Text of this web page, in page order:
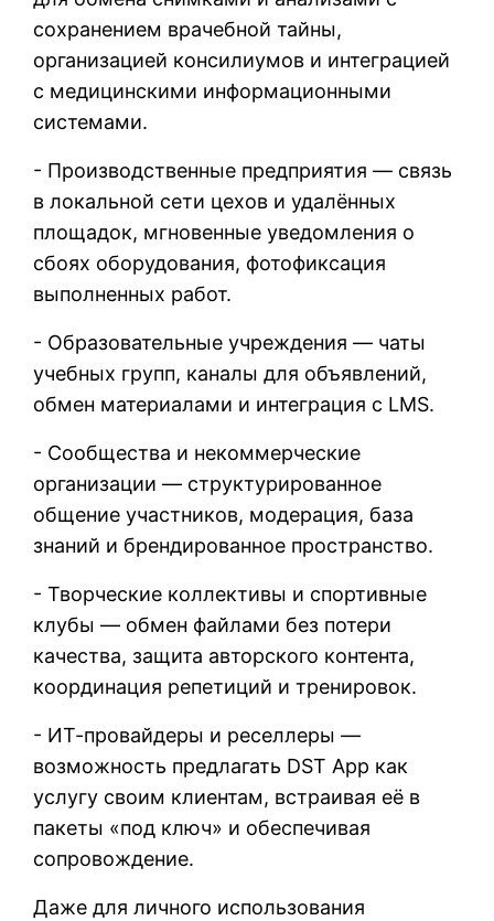
сохранением врачебной тайны,
организацией консилиумов и интеграцией
с медицинскими информационными
системами.
- Производственные предприятия — связь
в локальной сети цехов и удалённых
площадок, мгновенные уведомления о
сбоях оборудования, фотофиксация
выполненных работ.
- Образовательные учреждения — чаты
учебных групп, каналы для объявлений,
обмен материалами и интеграция с LMS.
- Сообщества и некоммерческие
организации — структурированное
общение участников, модерация, база
знаний и брендированное пространство.
- Творческие коллективы и спортивные
клубы — обмен файлами без потери
качества, защита авторского контента,
координация репетиций и тренировок.
- ИТ-провайдеры и реселлеры —
возможность предлагать DST App как
услугу своим клиентам, встраивая её в
пакеты «под ключ» и обеспечивая
сопровождение.
Даже для личного использования